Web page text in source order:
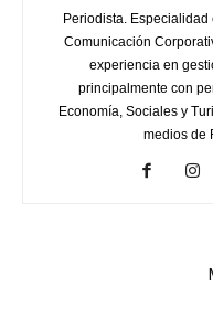
Periodista.
Comunicación
experiencia en
principalmente con
Economía, Sociales y
medios de